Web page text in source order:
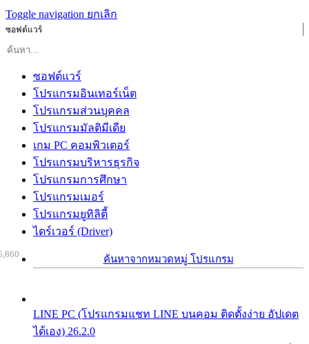
Toggle navigation ยกเลิก
ซอฟต์แวร์
ซอฟต์แวร์
โปรแกรมอินเทอร์เน็ต
โปรแกรมส่วนบุคคล
โปรแกรมมัลติมีเดีย
เกม PC คอมพิวเตอร์
โปรแกรมบริหารธุรกิจ
โปรแกรมการศึกษา
โปรแกรมเมอร์
โปรแกรมยูทิลิตี้
ไดร์เวอร์ (Driver)
ค้นหาจากหมวดหมู่ โปรแกรม
LINE PC (โปรแกรมแชท LINE บนคอม ติดตั้งง่าย อัปเดต
ได้เอง) 26.2.0